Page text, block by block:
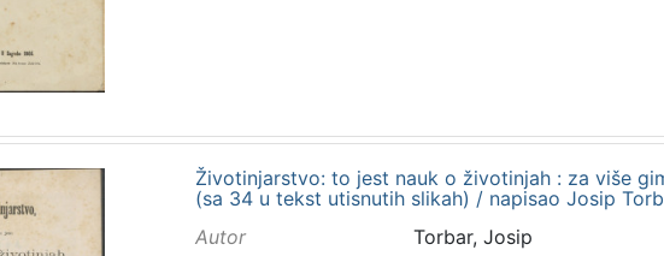
Životinjarstvo: to jest nauk o životinjah : za više
(sa 34 u tekst utisnutih slikah) / napisao Josip
Autor
Torbar, Josip